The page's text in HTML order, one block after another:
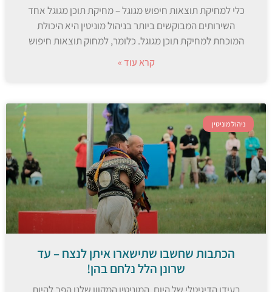
כלי למחיקת תוצאות חיפוש מגוגל – מחיקת תוכן מגוגל אחד
השירותים המבוקשים ביותר בניהול מוניטין היא היכולת
המוכחת למחיקת תוכן מגוגל. כלומר, למחוק תוצאות חיפוש
קרא עוד »
ניהול מוניטין
הכתבות שחשבו שתישארו איתן לנצח – עד
שרונן הלל נלחם בהן!